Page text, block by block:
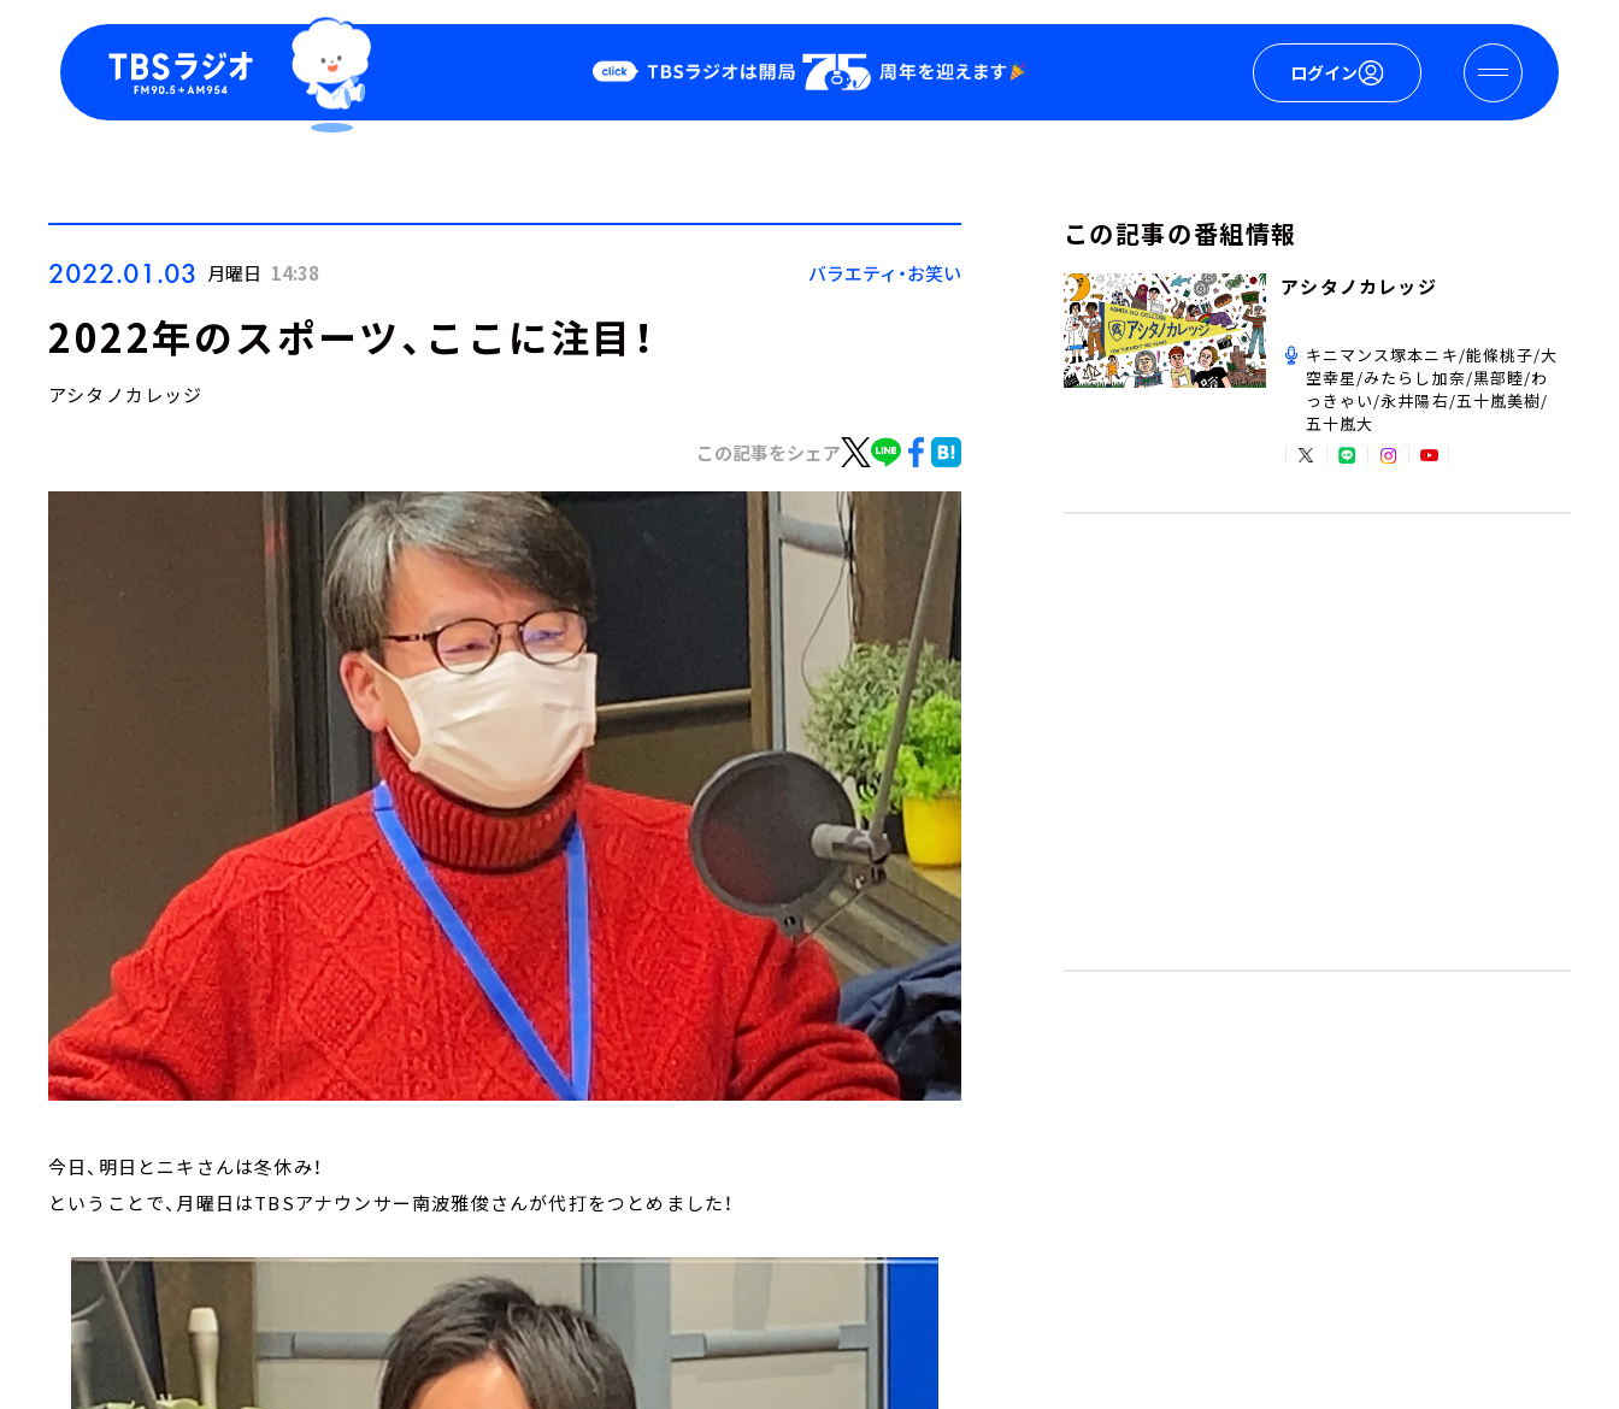
ログイン
Podcast
YouTube
会社情報
2022.01.03 月曜日 14:38 バラエティ・お笑い
2022年のスポーツ、ここに注目！
アシタノカレッジ
この記事をシェア
今日、明日とニキさんは冬休み！
ということで、月曜日はTBSアナウンサー南波雅俊さんが代打をつとめました！
この記事の番組情報
アシタノカレッジ
キニマンス塚本ニキ/能條桃子/大
空幸星/みたらし加奈/黒部睦/わ
っきゃい/永井陽右/五十嵐美樹/
五十嵐大